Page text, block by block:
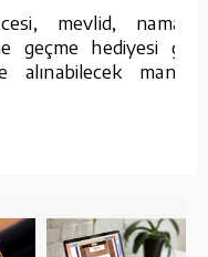
mevlid, namaza
geçme hediyesi gibi
manevi